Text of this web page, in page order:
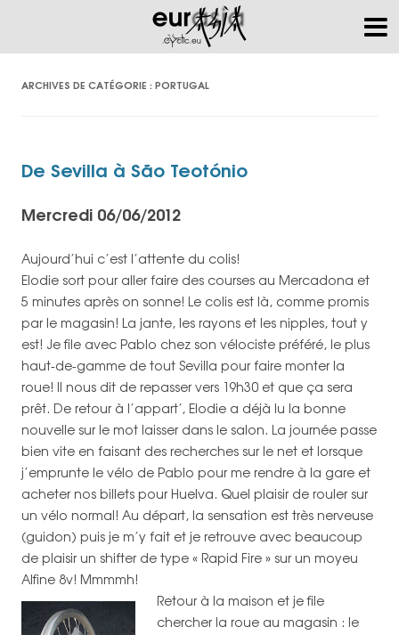
ARCHIVES DE CATÉGORIE : PORTUGAL
De Sevilla à São Teotónio
Mercredi 06/06/2012
Aujourd’hui c’est l’attente du colis!
Elodie sort pour aller faire des courses au Mercadona et
5 minutes après on sonne! Le colis est là, comme promis
par le magasin! La jante, les rayons et les nipples, tout y
est! Je file avec Pablo chez son vélociste préféré, le plus
haut-de-gamme de tout Sevilla pour faire monter la
roue! Il nous dit de repasser vers 19h30 et que ça sera
prêt. De retour à l’appart’, Elodie a déjà lu la bonne
nouvelle sur le mot laisser dans le salon. La journée passe
bien vite en faisant des recherches sur le net et lorsque
j’emprunte le vélo de Pablo pour me rendre à la gare et
acheter nos billets pour Huelva. Quel plaisir de rouler sur
un vélo normal! Au départ, la sensation est très nerveuse
(guidon) puis je m’y fait et je retrouve avec beaucoup
de plaisir un shifter de type « Rapid Fire » sur un moyeu
Alfine 8v! Mmmmh!
Retour à la maison et je file
chercher la roue au magasin : le